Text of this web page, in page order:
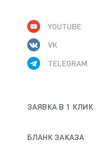
ЗАЯВКА В 1 КЛИК
БЛАНК ЗАКАЗА
YOUTUBE
VK
TELEGRAM